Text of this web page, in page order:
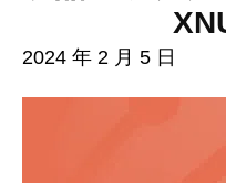
2024 年 2 月 5 日